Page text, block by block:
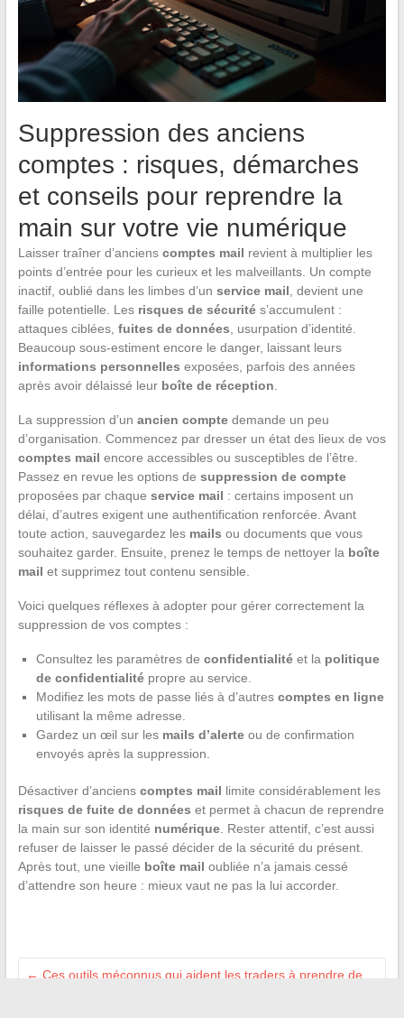
Suppression des anciens
comptes : risques, démarches
et conseils pour reprendre la
main sur votre vie numérique
Laisser traîner d’anciens comptes mail revient à multiplier les
points d’entrée pour les curieux et les malveillants. Un compte
inactif, oublié dans les limbes d’un service mail , devient une
faille potentielle. Les risques de sécurités’accumulent :
attaques ciblées, fuites de données , usurpation d’identité.
Beaucoup sous-estiment encore le danger, laissant leurs
informations personnelles exposées, parfois des années
après avoir délaissé leur boîte de réception
La suppression d’un ancien comptedemande un peu
d’organisation. Commencez par dresser un état des lieux de vos
comptes mail encore accessibles ou susceptibles de l’être.
Passez en revue les options de suppression de compte
proposées par chaque service mail : certains imposent un
délai, d’autres exigent une authentification renforcée. Avant
toute action, sauvegardez les mails ou documents que vous
souhaitez garder. Ensuite, prenez le temps de nettoyer la boîte
mail et supprimez tout contenu sensible.
Voici quelques réflexes à adopter pour gérer correctement la
suppression de vos comptes :
Consultez les paramètres de confidentialitéet la politique
de confidentialitépropre au service.
Modifiez les mots de passe liés à d’autres comptes en ligne
utilisant la même adresse.
Gardez un œil sur les mails d’alerteou de confirmation
envoyés après la suppression.
Désactiver d’anciens comptes mail limite considérablement les
risques de fuite de données et permet à chacun de reprendre
la main sur son identité numérique. Rester attentif, c’est aussi
refuser de laisser le passé décider de la sécurité du présent.
Après tout, une vieille boîte mail oubliée n’a jamais cessé
d’attendre son heure : mieux vaut ne pas la lui accorder.
← Ces outils méconnus qui aident les traders à prendre de